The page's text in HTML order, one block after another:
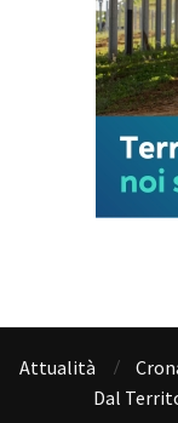
Attualità
Dal